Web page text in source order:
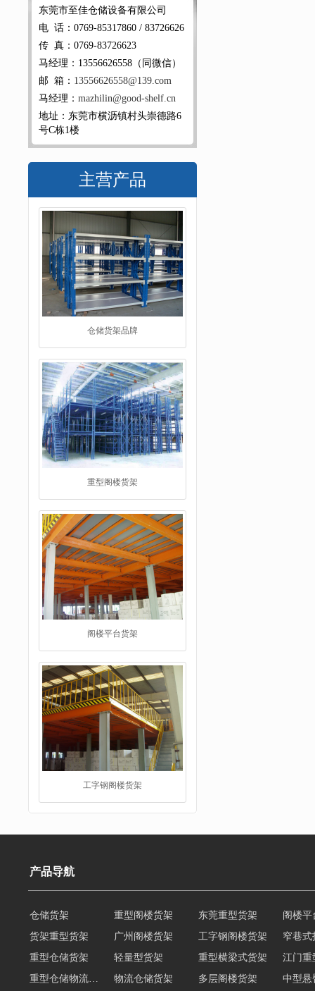
东莞市至佳仓储设备有限公司
电 话：0769-85317860 / 83726626
传 真：0769-83726623
马经理：13556626558（同微信）
邮 箱： 13556626558@139.com
马经理： mazhilin@good-shelf.cn
地址：东莞市横沥镇村头崇德路6
号C栋1楼
主营产品
仓储货架品牌
重型阁楼货架
阁楼平台货架
工字钢阁楼货架
产品导航